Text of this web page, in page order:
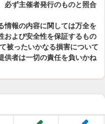
必ず主催者発行のものと照合
情報の内容に関しては万全を
および安全性を保証するもの
被ったいかなる損害について
供者は一切の責任を負いかね